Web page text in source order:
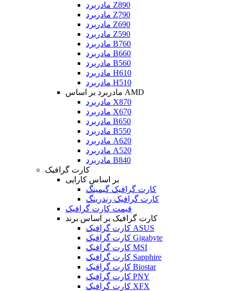
مادربرد Z890
مادربرد Z790
مادربرد Z690
مادربرد Z590
مادربرد B760
مادربرد B660
مادربرد B560
مادربرد H610
مادربرد H510
مادربرد بر اساس AMD
مادربرد X870
مادربرد X670
مادربرد B650
مادربرد B550
مادربرد A620
مادربرد A520
مادربرد B840
کارت گرافیک
بر اساس کارایی
کارت گرافیک گیمینگ
کارت گرافیک رندرینگ
قیمت کارت گرافیک
کارت گرافیک بر اساس برند
کارت گرافیک ASUS
کارت گرافیک Gigabyte
کارت گرافیک MSI
کارت گرافیک Sapphire
کارت گرافیک Biostar
کارت گرافیک PNY
کارت گرافیک XFX